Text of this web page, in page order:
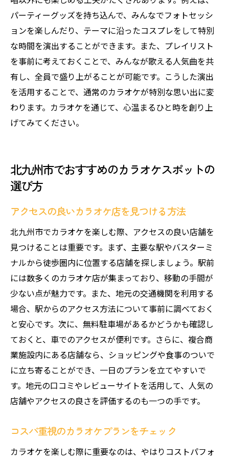
パーティーグッズを持ち込んで、みんなでフォトセッシ
ョンを楽しんだり、テーマに沿ったコスプレをして特別
な時間を演出することができます。また、プレイリスト
を事前に考えておくことで、みんなが歌える人気曲を共
有し、全員で盛り上がることが可能です。こうした演出
を活用することで、通常のカラオケが特別な思い出に変
わります。カラオケを通じて、心温まるひと時を創り上
げてみてください。
北九州市でおすすめのカラオケスポットの
選び方
アクセスの良いカラオケ店を見つける方法
北九州市でカラオケを楽しむ際、アクセスの良い店舗を
見つけることは重要です。まず、主要な駅やバスターミ
ナルから徒歩圏内に位置する店舗を探しましょう。駅前
には数多くのカラオケ店が集まっており、移動の手間が
少ない点が魅力です。また、地元の交通機関を利用する
場合、駅からのアクセス方法について事前に調べておく
と安心です。次に、無料駐車場があるかどうかも確認し
ておくと、車でのアクセスが便利です。さらに、複合商
業施設内にある店舗なら、ショッピングや食事のついで
に立ち寄ることができ、一日のプランを立てやすいで
す。地元の口コミやレビューサイトを活用して、人気の
店舗やアクセスの良さを評価するのも一つの手です。
コスパ重視のカラオケプランをチェック
カラオケを楽しむ際に重要なのは、やはりコストパフォ